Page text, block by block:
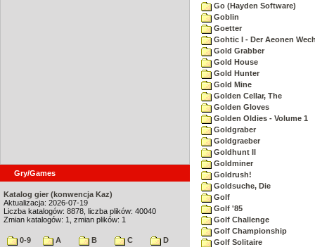
Gry/Games
Katalog gier (konwencja Kaz)
Aktualizacja: 2026-07-19
Liczba katalogów: 8878, liczba plików: 40040
Zmian katalogów: 1, zmian plików: 1
0-9 A B C
D
Go (Hayden Software)
Goblin
Goetter
Gohtic I - Der Aeonen
Gold Grabber
Gold House
Gold Hunter
Gold Mine
Golden Cellar, The
Golden Gloves
Golden Oldies - Volume 1
Goldgraber
Goldgraeber
Goldhunt II
Goldminer
Goldrush!
Goldsuche, Die
Golf
Golf '85
Golf Challenge
Golf Championship
Golf Solitaire